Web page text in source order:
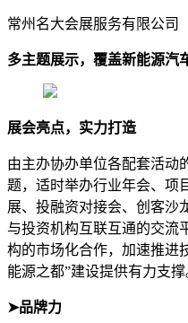
常州名大会展服务有限公司
多主题展示，覆盖新能源汽
展会亮点，实力打造
由主办协办单位各配套活动
题，适时举办行业年会、项
展、投融资对接会、创客沙
与投资机构互联互通的交流
构的市场化合作，加速推进
能源之都”建设提供有力支撑
➤品牌力